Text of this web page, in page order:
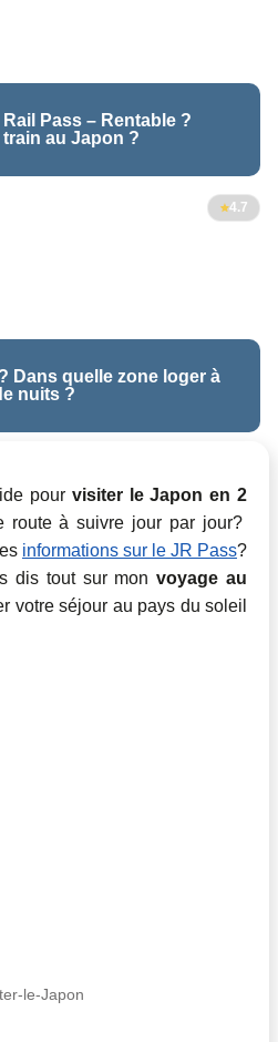
Pass – Rentable ?
au Japon ?
4.7
Dans quelle zone loger à
nuits ?
pour visiter le Japon en 2
route à suivre jour par jour?
informations sur le JR Pass?
dis tout sur monvoyage au
votre séjour au pays du soleil
le-Japon